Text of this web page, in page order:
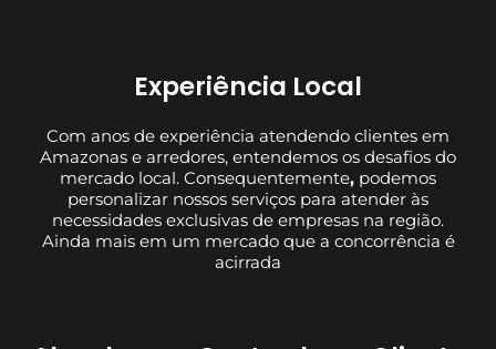
Experiência Local
Com anos de experiência atendendo clientes em
Amazonas e arredores, entendemos os desafios do
mercado local. Consequentemente, podemos
personalizar nossos serviços para atender às
necessidades exclusivas de empresas na região.
Ainda mais em um mercado que a concorrência é
acirrada